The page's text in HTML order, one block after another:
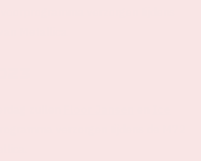
Metallica.
zullen